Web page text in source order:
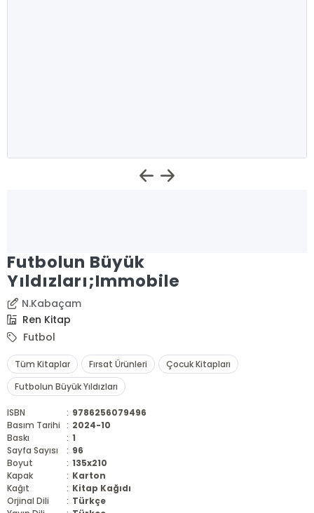
Futbolun Büyük
Yıldızları;Immobile
N.Kabaçam
Ren Kitap
Futbol
Tüm Kitaplar Fırsat Ürünleri
Çocuk Kitapları
Futbolun Büyük Yıldızları
ISBN : 9786256079496
Basım Tarihi : 2024-10
Baskı
: 1
Sayfa Sayısı
: 96
Boyut
: 135x210
Kapak
: Karton
Kağıt
: Kitap Kağıdı
Orjinal Dili
: Türkçe